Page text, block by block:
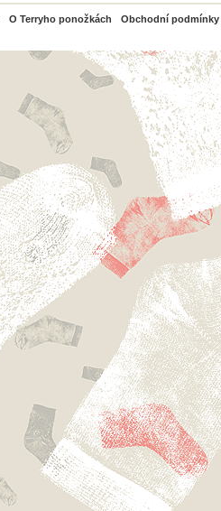
O Terryho ponožkách Obchodní podmínky
PayPal